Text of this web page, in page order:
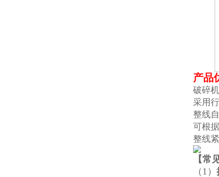
产品
破碎
采用
整线
可根
整线
【常
（1）